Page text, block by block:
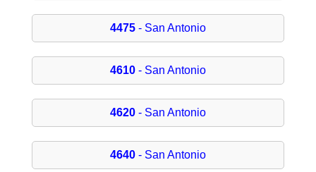
4475- San Antonio
4610- San Antonio
4620- San Antonio
4640- San Antonio